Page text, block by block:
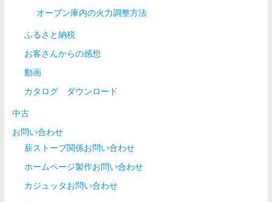
オーブン庫内の火力調整方法
ふるさと納税
お客さんからの感想
動画
カタログ ダウンロード
中古
お問い合わせ
薪ストーブ関係お問い合わせ
ホームページ製作お問い合わせ
カジュッタお問い合わせ